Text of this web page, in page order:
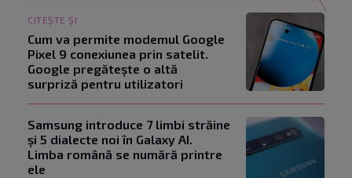
CITEȘTE ȘI
Cum va permite modemul Google
Pixel 9 conexiunea prin satelit.
Google pregătește o altă
surpriză pentru utilizatori
Samsung introduce 7 limbi străine
și 5 dialecte noi în Galaxy AI.
Limba română se numără printre
ele